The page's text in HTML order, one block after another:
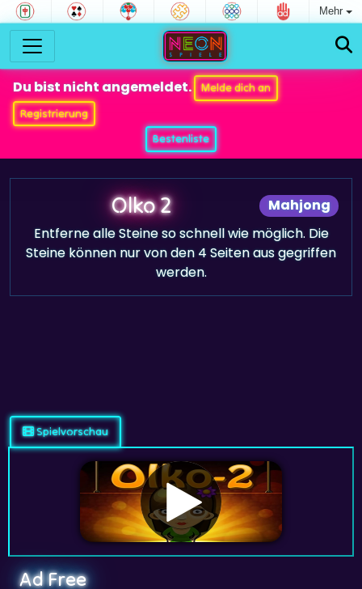
Mehr
Du bist nicht angemeldet.
Melde dich an
Registrierung
Bestenliste
Mahjong
Olko 2
Entferne alle Steine so schnell wie möglich. Die
Steine können nur von den 4 Seiten aus gegriffen
werden.
Ad Free